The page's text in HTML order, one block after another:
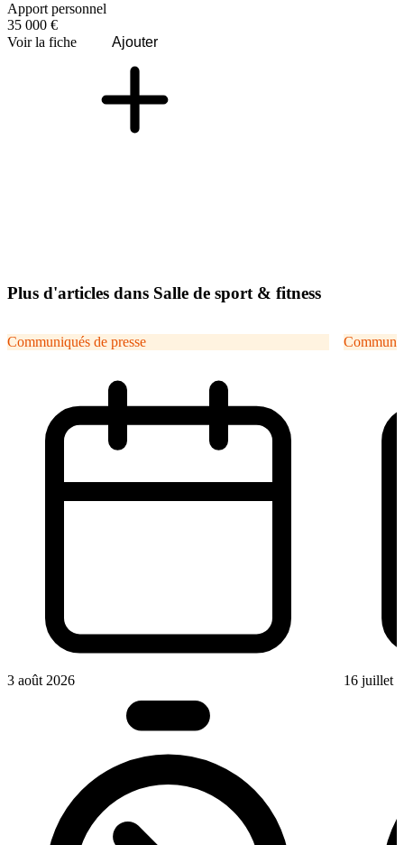
Apport personnel
35 000 €
Voir la fiche
Ajouter
Plus d'articles dans Salle de sport & fitness
Communiqués de presse
3 août 2026 16 juillet